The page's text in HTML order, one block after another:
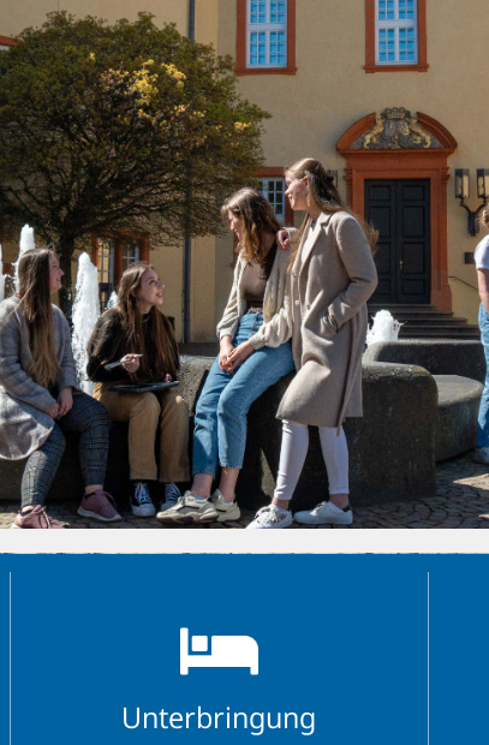
Unterbringung